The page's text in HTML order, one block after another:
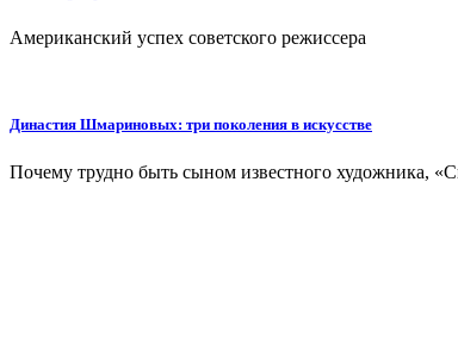
Американский успех советского режиссера
Династия Шмариновых: три поколения в искусстве
Почему трудно быть сыном известного художника,